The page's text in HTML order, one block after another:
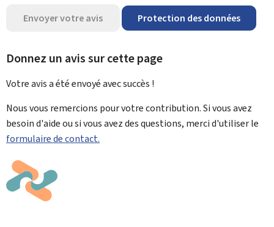
Envoyer votre avis Protection des données
Donnez un avis sur cette page
Votre avis a été envoyé avecsuccès !
Nous vous remercions pour votre contribution. Si vous avez
besoin d'aide ou si vous avez des questions, merci d'utiliser le
formulaire de contact.